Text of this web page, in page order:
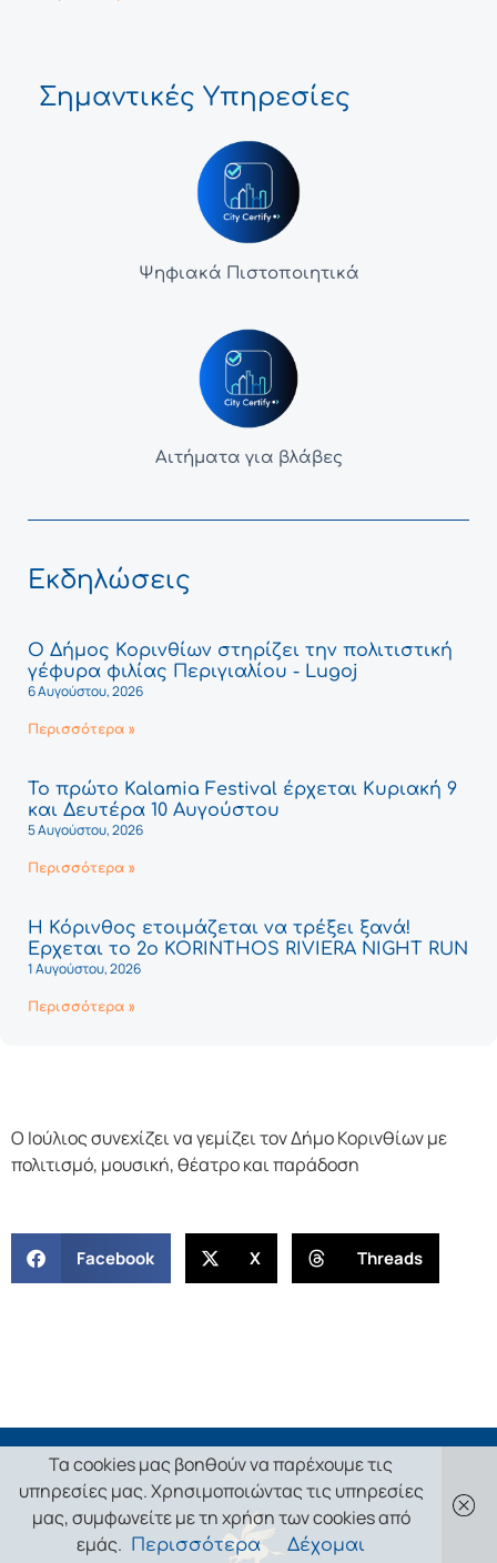
Σημαντικές Υπηρεσίες
Ψηφιακά Πιστοποιητικά
Αιτήματα για βλάβες
Εκδηλώσεις
Ο Δήμος Κορινθίων στηρίζει την πολιτιστική
γέφυρα φιλίας Περιγιαλίου - Lugoj
6 Αυγούστου, 2026
Περισσότερα »
Το πρώτο Kalamia Festival έρχεται Κυριακή 9
και Δευτέρα 10 Αυγούστου
5 Αυγούστου, 2026
Περισσότερα »
Η Κόρινθος ετοιμάζεται να τρέξει ξανά!
Έρχεται το 2ο KORINTHOS RIVIERA NIGHT RUN
1 Αυγούστου, 2026
Περισσότερα »
Ο Ιούλιος συνεχίζει να γεμίζει τον Δήμο Κορινθίων με
πολιτισμό, μουσική, θέατρο και παράδοση
Facebook X Threads
Τα cookies μας βοηθούν να παρέχουμε τις
υπηρεσίες μας. Χρησιμοποιώντας τις υπηρεσίες
μας, συμφωνείτε με τη χρήση των cookies από
εμάς.
Περισσότερα Δέχομαι